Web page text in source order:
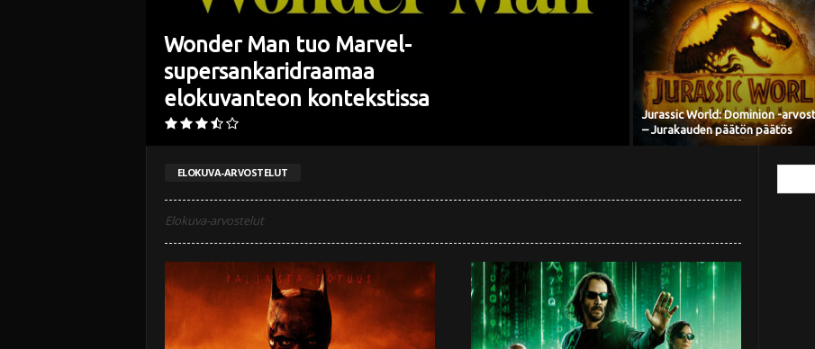
Wonder Man tuo Marvel-
supersankaridraamaa
elokuvanteon kontekstissa
Jurassic World: Dominion -
– Jurakauden päätön päätös
ELOKUVA-ARVOSTELUT
Elokuva-arvostelut